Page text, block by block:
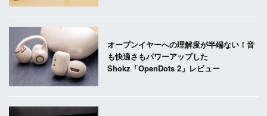
オープンイヤーへの理解度が半端ない！音
も快適さもパワーアップした
Shokz「OpenDots 2」レビュー